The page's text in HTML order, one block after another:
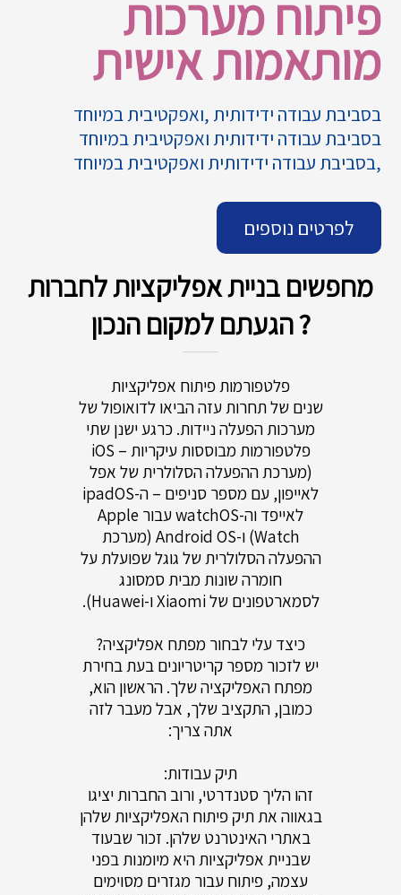
פיתוח מערכות
מותאמות אישית
בסביבת עבודה ידידותית ,ואפקטיבית במיוחד
בסביבת עבודה ידידותית ואפקטיבית במיוחד
,בסביבת עבודה ידידותית ואפקטיבית במיוחד
לפרטים נוספים
מחפשים בניית אפליקציות לחברות
? הגעתם למקום הנכון
פלטפורמות פיתוח אפליקציות
שנים של תחרות עזה הביאו לדואופול של
מערכות הפעלה ניידות. כרגע ישנן שתי
פלטפורמות מבוססות עיקריות – iOS
(מערכת ההפעלה הסלולרית של אפל
לאייפון, עם מספר סניפים – ה-ipadOS
לאייפד וה-watchOS עבור Apple
Watch) ו-Android OS (מערכת
ההפעלה הסלולרית של גוגל שפועלת על
חומרה שונות מבית סמסונג
לסמארטפונים של Xiaomi ו-Huawei).
כיצד עלי לבחור מפתח אפליקציה?
יש לזכור מספר קריטריונים בעת בחירת
מפתח האפליקציה שלך. הראשון הוא,
כמובן, התקציב שלך, אבל מעבר לזה
אתה צריך:
תיק עבודות:
זהו הליך סטנדרטי, ורוב החברות יציגו
בגאווה את תיק פיתוח האפליקציות שלהן
באתרי האינטרנט שלהן. זכור שבעוד
שבניית אפליקציות היא מיומנות בפני
עצמה, פיתוח עבור מגזרים מסוימים